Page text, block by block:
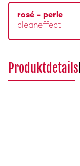
rosé - perle
cleaneffect
Produktdetails